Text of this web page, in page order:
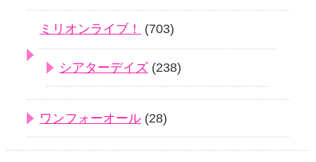
ミリオンライブ！ (703)
シアターデイズ (238)
ワンフォーオール (28)